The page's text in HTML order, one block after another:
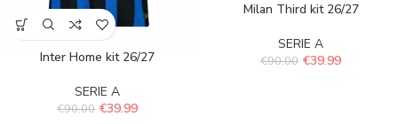
Inter Home kit 26/27
SERIE A
€90.00 €39.99
Milan Third kit 26/27
SERIE A
€90.00 €39.99